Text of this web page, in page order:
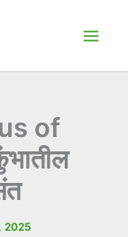
of
2025